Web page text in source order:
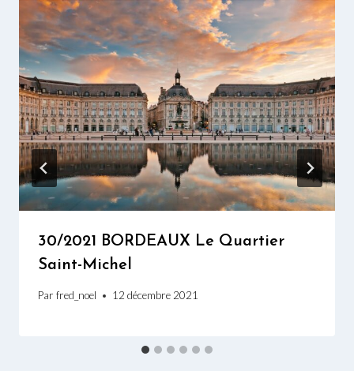
30/2021 BORDEAUX Le Quartier
Saint-Michel
Par fred_noel 12 décembre 2021